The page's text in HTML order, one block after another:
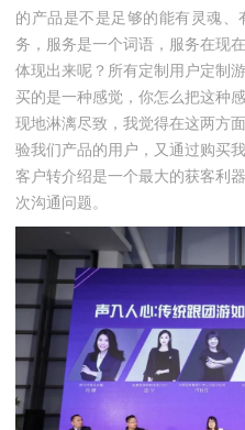
的产品是不是足够的能有灵魂
务，服务是一个词语，服务在现
体现出来呢？所有定制用户定制
买的是一种感觉，你怎么把这种
现地淋漓尽致，我觉得在这两方
验我们产品的用户，又通过购买
客户转介绍是一个最大的获客利
次沟通问题。